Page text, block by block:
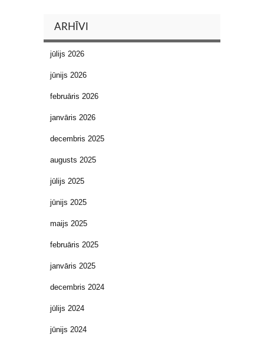
ARHĪVI
jūlijs 2026
jūnijs 2026
februāris 2026
janvāris 2026
decembris 2025
augusts 2025
jūlijs 2025
jūnijs 2025
maijs 2025
februāris 2025
janvāris 2025
decembris 2024
jūlijs 2024
jūnijs 2024